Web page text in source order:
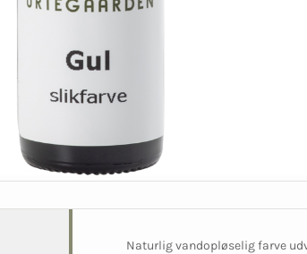
Naturlig vandopløselig farve